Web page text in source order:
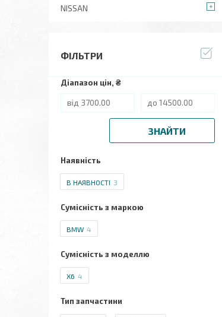
NISSAN
ФІЛЬТРИ
Діапазон цін, ₴
ЗНАЙТИ
Наявність
В НАЯВНОСТІ 3
Сумісність з маркою
BMW 4
Сумісність з моделлю
X6 4
Тип запчастини